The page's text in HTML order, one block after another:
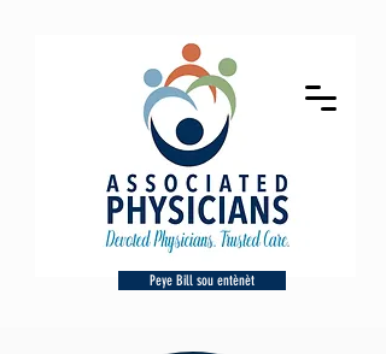
Peye Bill sou entènèt